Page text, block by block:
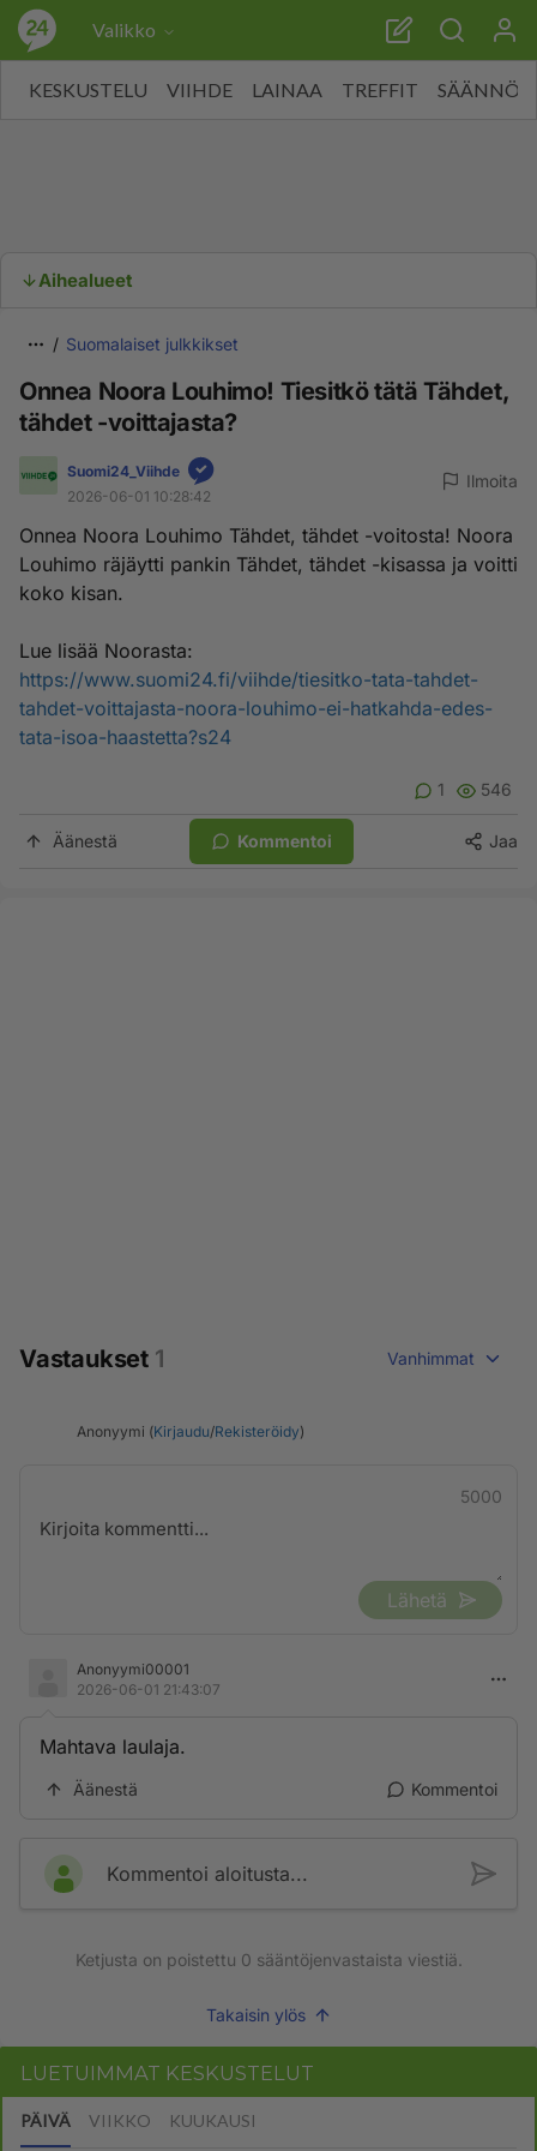
Valikko
KESKUSTELU VIIHDE LAINAA TREFFIT SÄÄNNÖT
Aihealueet
Suomalaiset julkkikset
Onnea Noora Louhimo! Tiesitkö tätä Tähdet,
tähdet -voittajasta?
Suomi24_Viihde
2026-06-01 10:28:42
Ilmoita
Onnea Noora Louhimo Tähdet, tähdet -voitosta! Noora
Louhimo räjäytti pankin Tähdet, tähdet -kisassa ja voitti
koko kisan.
Lue lisää Noorasta:
https://www.suomi24.fi/viihde/tiesitko-tata-tahdet-
tahdet-voittajasta-noora-louhimo-ei-hatkahda-edes-
tata-isoa-haastetta?s24
1 546
Äänestä Kommentoi Jaa
Vastaukset 1 Vanhimmat
Anonyymi (Kirjaudu/Rekisteröidy)
5000
Lähetä
Anonyymi00001
2026-06-01 21:43:07
Mahtava laulaja.
Äänestä Kommentoi
Kommentoi aloitusta...
Ketjusta on poistettu 0 sääntöjenvastaista viestiä.
Takaisin ylös
LUETUIMMAT KESKUSTELUT
PÄIVÄ VIIKKO KUUKAUSI